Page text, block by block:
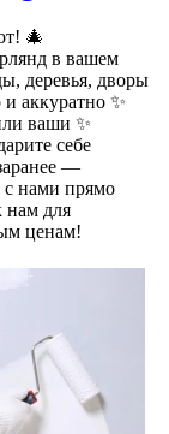
🎄
в вашем
деревья, дворы
аккуратно ✨
ваши ✨
себе
—
с нами прямо
нам для
ценам!